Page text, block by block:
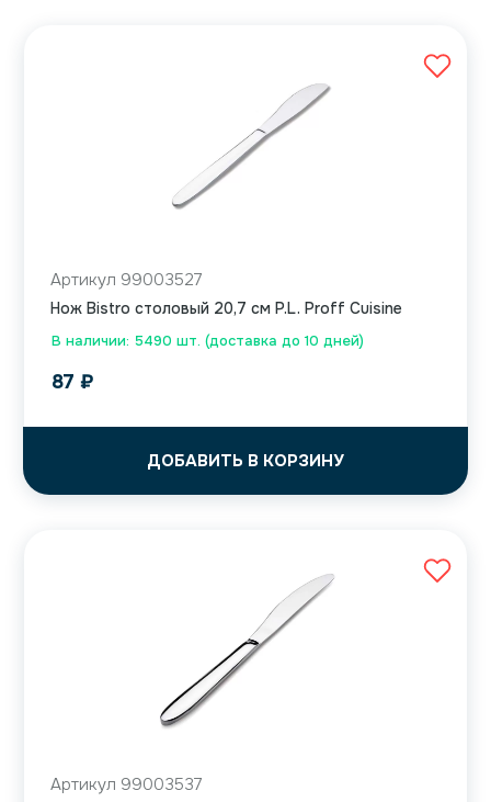
В наличии: 5490 шт. (доставка до 10 дней)
Артикул 99003527
Нож Bistro столовый 20,7 см P.L. Proff Cuisine
87 ₽
ДОБАВИТЬ В КОРЗИНУ
Артикул 99003537